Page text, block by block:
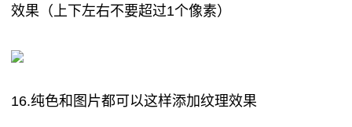
效果（上下左右不要超过1个像素）
16.纯色和图片都可以这样添加纹理效果